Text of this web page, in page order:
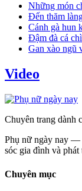
Những món
Đến thăm
Cánh gà hun
Đậm đà cá
Gan xào ngũ
Video
Chuyên trang dành
Phụ nữ ngày nay —
sóc gia đình và
Chuyên mục